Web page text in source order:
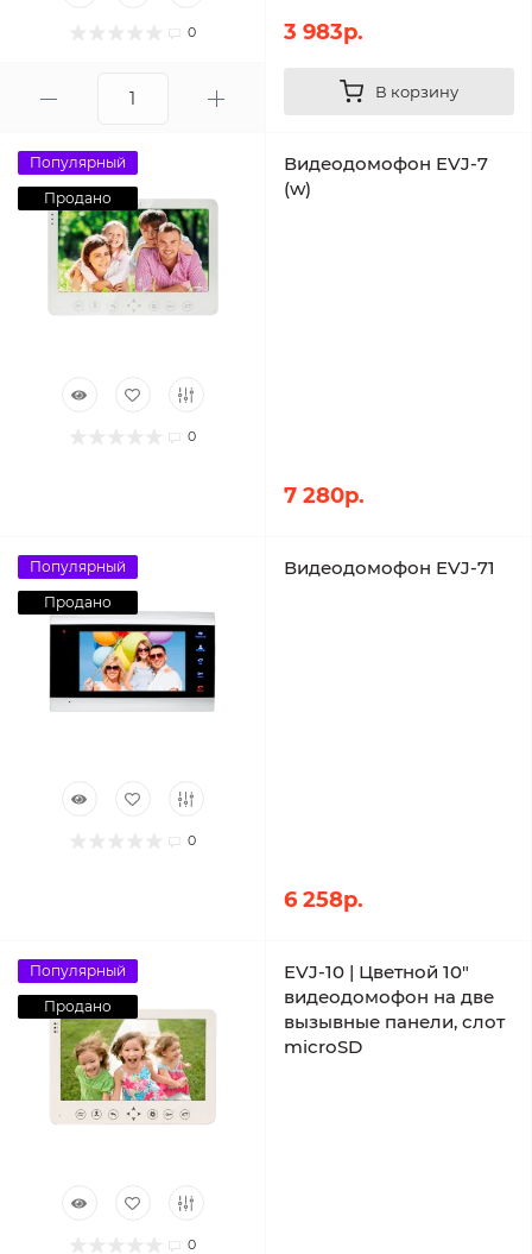
0 3 983р.
В корзину
Популярный
Продано
0
Видеодомофон EVJ-7
(w)
7 280р.
Популярный
Продано
0
Видеодомофон EVJ-71
6 258р.
Популярный
Продано
0
EVJ-10 | Цветной 10"
видеодомофон на две
вызывные панели, слот
microSD